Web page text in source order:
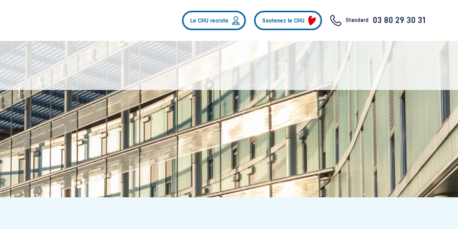
Le CHU recrute Soutenez le CHU Standard 03 80 29 30 31